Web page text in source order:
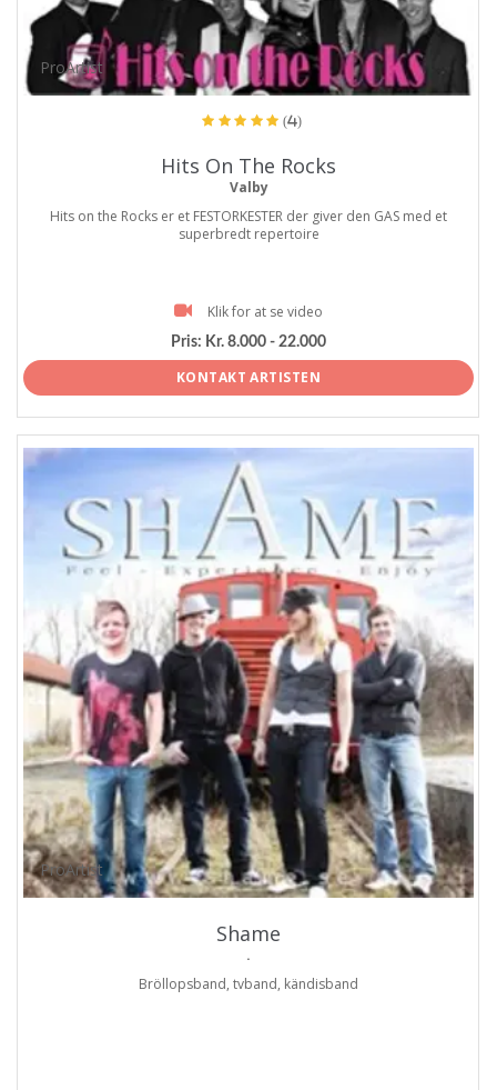
ProArtist
(4)
Hits On The Rocks
Valby
Hits on the Rocks er et FESTORKESTER der giver den GAS med et
superbredt repertoire
Klik for at se video
Pris: Kr. 8.000 - 22.000
KONTAKT ARTISTEN
ProArtist
Shame
.
Bröllopsband, tvband, kändisband